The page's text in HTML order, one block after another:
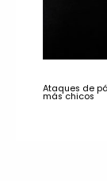
Ataques de
más chicos